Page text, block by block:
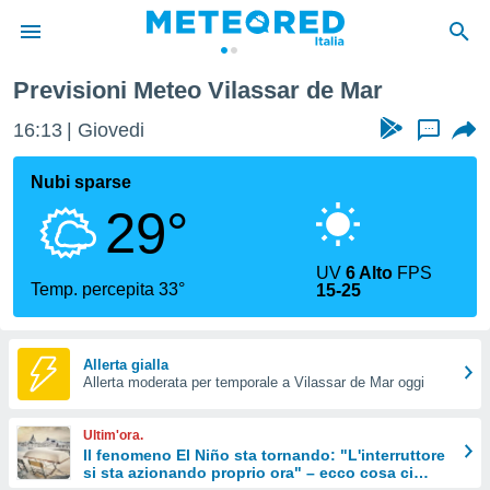
di
per
le
di
Web
le
Previsioni Meteo Vilassar de Mar
16:13 Giovedi ...
Nubi sparse
29°
Temp. percepita 33°
UV6 Alto FPS
15-25
Allerta gialla
Allerta moderata per temporale a Vilassar de Mar oggi
Ultim'ora.
Il fenomeno El Niño sta tornando: "L'interruttore
si sta azionando proprio ora" – ecco cosa ci